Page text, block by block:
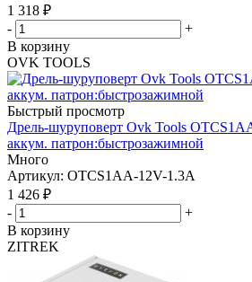
1 318 ₽
-
+
В корзину
OVK TOOLS
Быстрый просмотр
Дрель-шуруповерт Ovk Tools
аккум. патрон:быстрозажимной
Много
Артикул: OTCS1AA-12V-1.3A
1 426 ₽
-
+
В корзину
ZITREK